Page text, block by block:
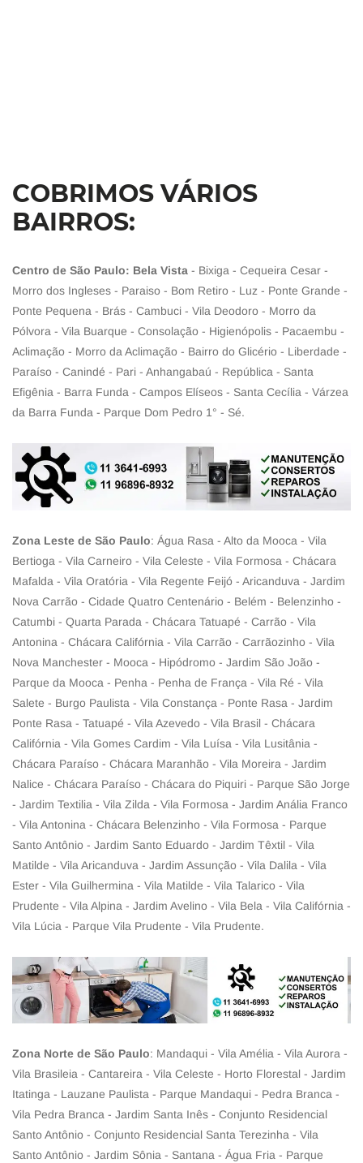
COBRIMOS VÁRIOS
BAIRROS:
Centro de São Paulo: Bela Vista - Bixiga - Cequeira Cesar -
Morro dos Ingleses - Paraiso - Bom Retiro - Luz - Ponte Grande -
Ponte Pequena - Brás - Cambuci - Vila Deodoro - Morro da
Pólvora - Vila Buarque - Consolação - Higienópolis - Pacaembu -
Aclimação - Morro da Aclimação - Bairro do Glicério - Liberdade -
Paraíso - Canindé - Pari - Anhangabaú - República - Santa
Efigênia - Barra Funda - Campos Elíseos - Santa Cecília - Várzea
da Barra Funda - Parque Dom Pedro 1° - Sé.
Zona Leste de São Paulo: Água Rasa - Alto da Mooca - Vila
Bertioga - Vila Carneiro - Vila Celeste - Vila Formosa - Chácara
Mafalda - Vila Oratória - Vila Regente Feijó - Aricanduva - Jardim
Nova Carrão - Cidade Quatro Centenário - Belém - Belenzinho -
Catumbi - Quarta Parada - Chácara Tatuapé - Carrão - Vila
Antonina - Chácara Califórnia - Vila Carrão - Carrãozinho - Vila
Nova Manchester - Mooca - Hipódromo - Jardim São João -
Parque da Mooca - Penha - Penha de França - Vila Ré - Vila
Salete - Burgo Paulista - Vila Constança - Ponte Rasa - Jardim
Ponte Rasa - Tatuapé - Vila Azevedo - Vila Brasil - Chácara
Califórnia - Vila Gomes Cardim - Vila Luísa - Vila Lusitânia -
Chácara Paraíso - Chácara Maranhão - Vila Moreira - Jardim
Nalice - Chácara Paraíso - Chácara do Piquiri - Parque São Jorge
- Jardim Textilia - Vila Zilda - Vila Formosa - Jardim Anália Franco
- Vila Antonina - Chácara Belenzinho - Vila Formosa - Parque
Santo Antônio - Jardim Santo Eduardo - Jardim Têxtil - Vila
Matilde - Vila Aricanduva - Jardim Assunção - Vila Dalila - Vila
Ester - Vila Guilhermina - Vila Matilde - Vila Talarico - Vila
Prudente - Vila Alpina - Jardim Avelino - Vila Bela - Vila Califórnia -
Vila Lúcia - Parque Vila Prudente - Vila Prudente.
Zona Norte de São Paulo: Mandaqui - Vila Amélia - Vila Aurora -
Vila Brasileia - Cantareira - Vila Celeste - Horto Florestal - Jardim
Itatinga - Lauzane Paulista - Parque Mandaqui - Pedra Branca -
Vila Pedra Branca - Jardim Santa Inês - Conjunto Residencial
Santo Antônio - Conjunto Residencial Santa Terezinha - Vila
Santo Antônio - Jardim Sônia - Santana - Água Fria - Parque